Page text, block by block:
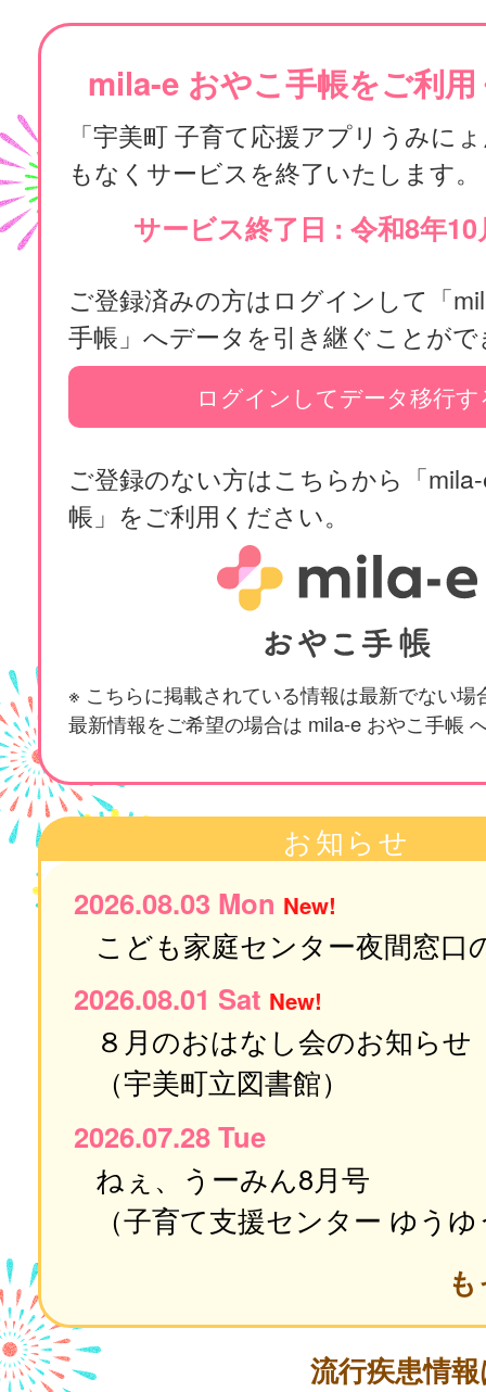
mila-e おやこ手帳をご利
「宇美町 子育て応援アプリうみに
もなくサービスを終了いたします。
サービス終了日 : 令和8年10
ご登録済みの方はログインして「
手帳」へデータを引き継ぐことが
ログインしてデータ移行す
ご登録のない方はこちらから「
帳」をご利用ください。
※ こちらに掲載されている情報は最新でない場
最新情報をご希望の場合は mila-e おやこ手帳
お知らせ
2026.08.03 Mon New!
2026.08.01 Sat New!
８月のおはなし会のお知らせ
（宇美町立図書館）
2026.07.28 Tue
ねぇ、うーみん8月号
（子育て支援センター ゆう
流行疾患情